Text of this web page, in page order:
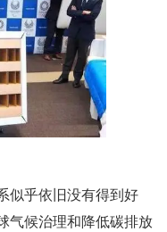
似乎依旧没有得到好
气候治理和降低碳排放